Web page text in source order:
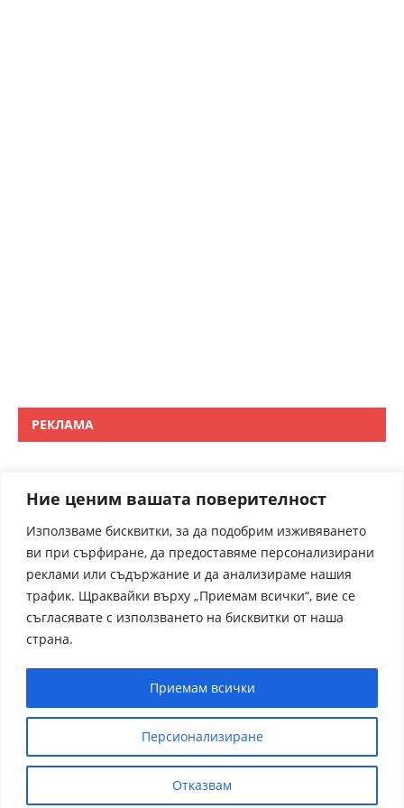
Ние ценим вашата поверителност
Използваме бисквитки, за да подобрим изживяването
ви при сърфиране, да предоставяме персонализирани
реклами или съдържание и да анализираме нашия
трафик. Щраквайки върху „Приемам всички“, вие се
съгласявате с използването на бисквитки от наша
страна.
Персионализиране
Отказвам
Приемам всички
РЕКЛАМА
receptite.online - Някои от рецептите са преведени от
чуждрестранни сайтове. За контакти admin@receptite.online